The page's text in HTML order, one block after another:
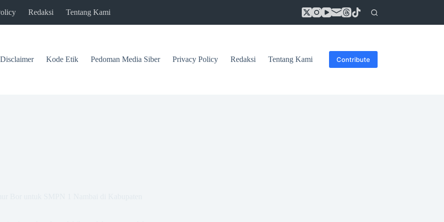
Redaksi Tentang Kami
Disclaimer Kode Etik Pedoman Media Siber Privacy Policy Redaksi Tentang Kami Contribute